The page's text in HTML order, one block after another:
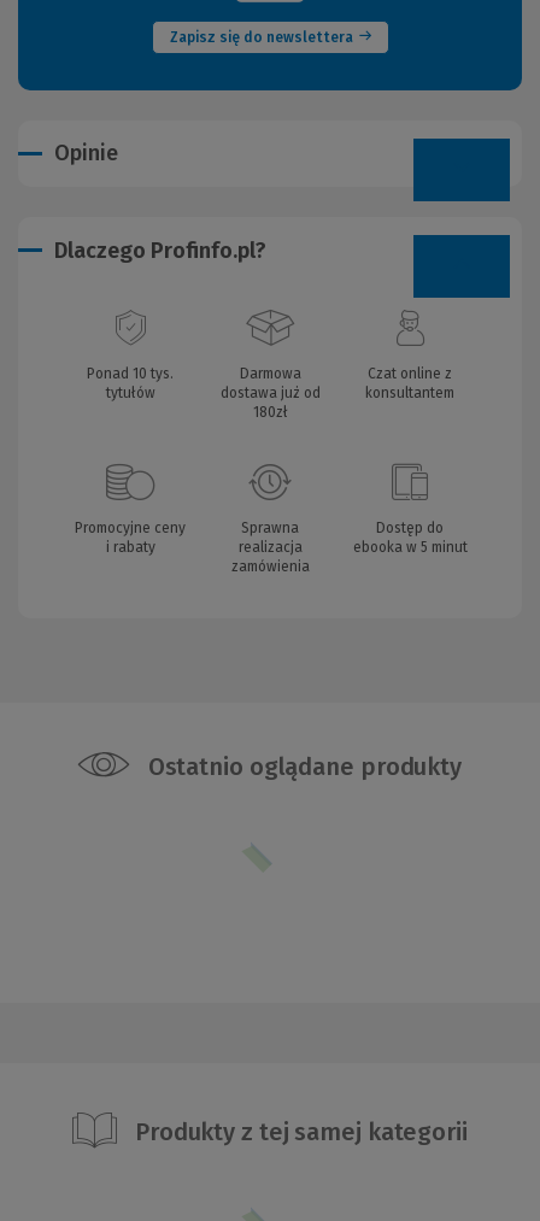
Zapisz się do newslettera
Opinie
Dlaczego Profinfo.pl?
Ponad 10 tys.
tytułów
Darmowa
dostawa już od
180zł
Czat online z
konsultantem
Promocyjne ceny
i rabaty
Sprawna
realizacja
zamówienia
Dostęp do
ebooka w 5 minut
Ostatnio oglądane produkty
Produkty z tej samej kategorii